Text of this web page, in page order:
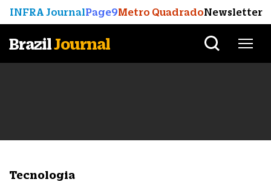
INFRA JournalPage9Metro QuadradoNewsletter
BrazilJournal
Tecnologia